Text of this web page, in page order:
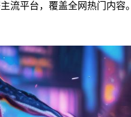
流平台，覆盖全网热门内容。